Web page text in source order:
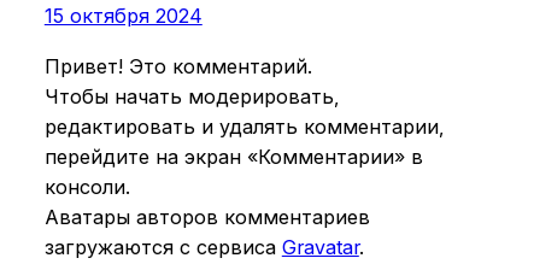
15 октября 2024
Привет! Это комментарий.
Чтобы начать модерировать,
редактировать и удалять комментарии,
перейдите на экран «Комментарии» в
консоли.
Аватары авторов комментариев
загружаются с сервиса Gravatar.